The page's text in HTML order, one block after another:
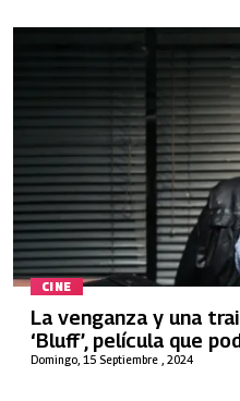
CINE
Domingo, 15 Septiembre , 2024
La venganza y una
‘Bluff’, película que